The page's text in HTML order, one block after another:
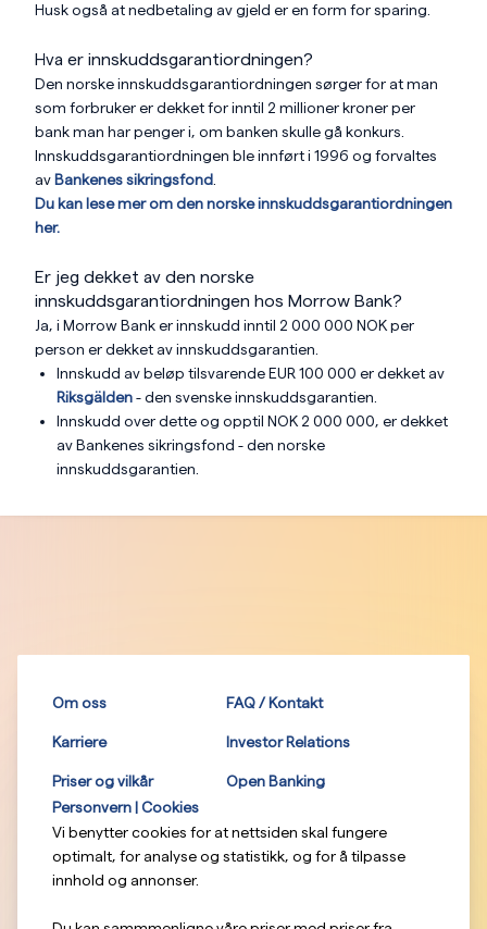
Husk også at nedbetaling av gjeld er en form for sparing.
Hva er innskuddsgarantiordningen?
Den norske innskuddsgarantiordningen sørger for at man
som forbruker er dekket for inntil 2 millioner kroner per
bank man har penger i, om banken skulle gå konkurs.
Innskuddsgarantiordningen ble innført i 1996 og forvaltes
av Bankenes sikringsfond
Du kan lese mer om den norske innskuddsgarantiordningen
her.
Er jeg dekket av den norske
innskuddsgarantiordningen hos Morrow Bank?
Ja, i Morrow Bank er innskudd inntil 2 000 000 NOK per
person er dekket av innskuddsgarantien.
Innskudd av beløp tilsvarende EUR 100 000 er dekket av
Riksgälden- den svenske innskuddsgarantien.
Innskudd over dette og opptil NOK 2 000 000, er dekket
av Bankenes sikringsfond - den norske
innskuddsgarantien.
Om oss FAQ / Kontakt
Karriere Investor Relations
Priser og vilkår
Open Banking
Personvern | Cookies
Vi benytter cookies for at nettsiden skal fungere
optimalt, for analyse og statistikk, og for å tilpasse
innhold og annonser.